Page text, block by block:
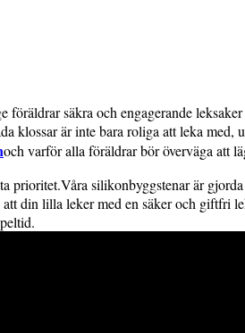
säkra och engagerande
klossar är inte bara roliga att leka
och varför alla föräldrar bör överväga att
silikonbyggstenar är
din lilla leker med en säker och giftfri